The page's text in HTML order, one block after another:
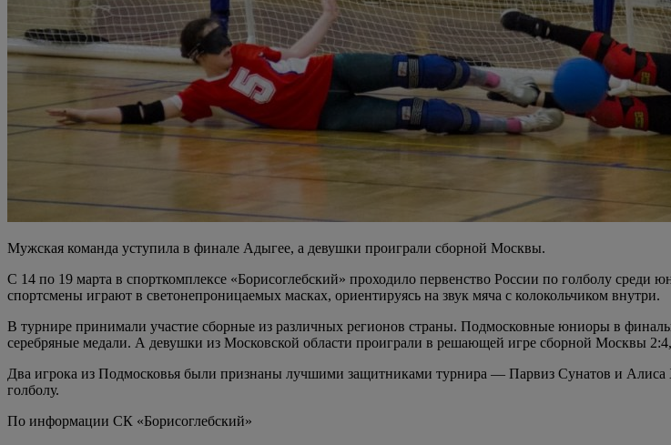
Мужская команда уступила в финале Адыгее, а девушки проиграли сборной Москвы.
С 14 по 19 марта в спорткомплексе «Борисоглебский» проходило первенство России по голболу
спортсмены играют в светонепроницаемых масках, ориентируясь на звук мяча с колокольчиком внутри.
В турнире принимали участие сборные из различных регионов страны. Подмосковные юниоры в
серебряные медали. А девушки из Московской области проиграли в решающей игре сборной Москвы
Два игрока из Подмосковья были признаны лучшими защитниками турнира — Парвиз Сунатов и Алиса
голболу.
По информации СК «Борисоглебский»